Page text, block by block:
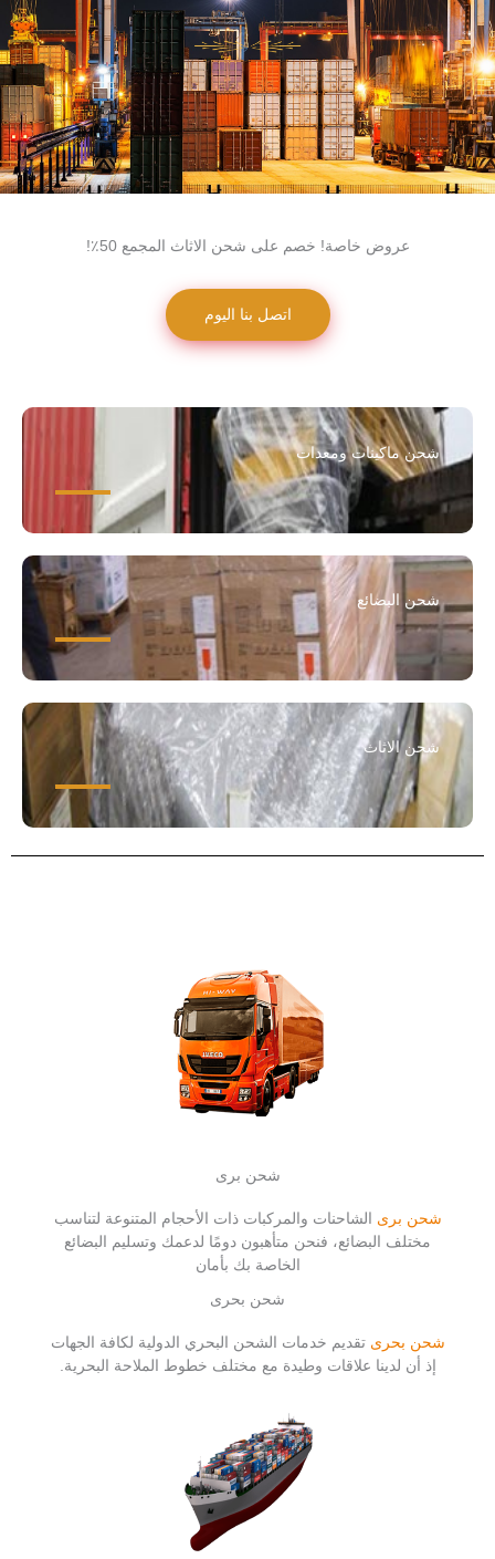
عروض خاصة! خصم على شحن الاثاث المجمع 50٪!
اتصل بنا اليوم
شحن ماكينات ومعدات
شحن البضائع
شحن الاثاث
شحن برى
شحن برى الشاحنات والمركبات ذات الأحجام المتنوعة لتناسب
مختلف البضائع، فنحن متأهبون دومًا لدعمك وتسليم البضائع
الخاصة بك بأمان
شحن بحرى
شحن بحرى تقديم خدمات الشحن البحري الدولية لكافة الجهات
إذ أن لدينا علاقات وطيدة مع مختلف خطوط الملاحة البحرية.